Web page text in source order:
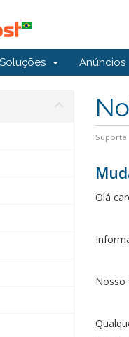
Soluções Anúncios
Suporte
Olá
Nosso